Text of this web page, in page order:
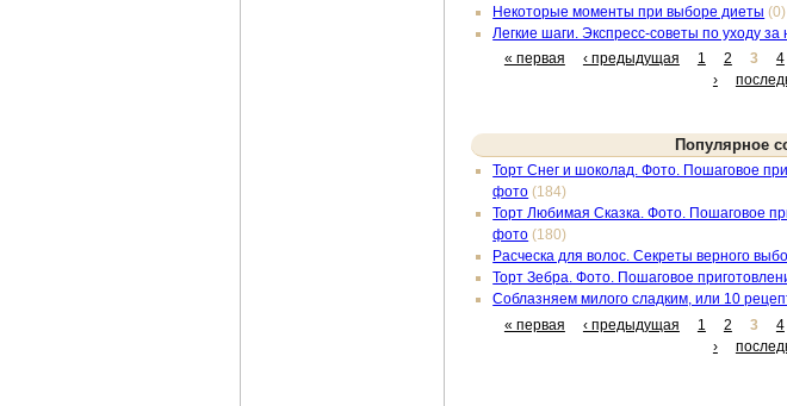
Некоторые моменты при выборе диеты (0)
Легкие шаги. Экспресс-советы по уходу за
« первая
‹ предыдущая 1 2 3 4
›
Популярное
Торт Снег и шоколад. Фото. Пошаговое
фото (184)
Торт Любимая Сказка. Фото. Пошаговое
фото (180)
Расческа для волос. Секреты верного
Торт Зебра. Фото. Пошаговое
Соблазняем милого сладким, или 10
« первая
‹ предыдущая 1 2 3 4
›